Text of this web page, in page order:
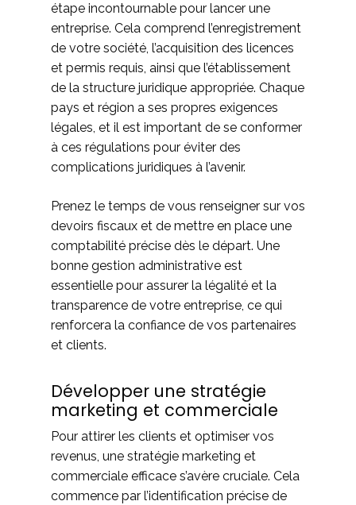
étape incontournable pour lancer une
entreprise. Cela comprend l’enregistrement
de votre société, l’acquisition des licences
et permis requis, ainsi que l’établissement
de la structure juridique appropriée. Chaque
pays et région a ses propres exigences
légales, et il est important de se conformer
à ces régulations pour éviter des
complications juridiques à l’avenir.
Prenez le temps de vous renseigner sur vos
devoirs fiscaux et de mettre en place une
comptabilité précise dès le départ. Une
bonne gestion administrative est
essentielle pour assurer la légalité et la
transparence de votre entreprise, ce qui
renforcera la confiance de vos partenaires
et clients.
Développer une stratégie
marketing et commerciale
Pour attirer les clients et optimiser vos
revenus, une stratégie marketing et
commerciale efficace s’avère cruciale. Cela
commence par l’identification précise de